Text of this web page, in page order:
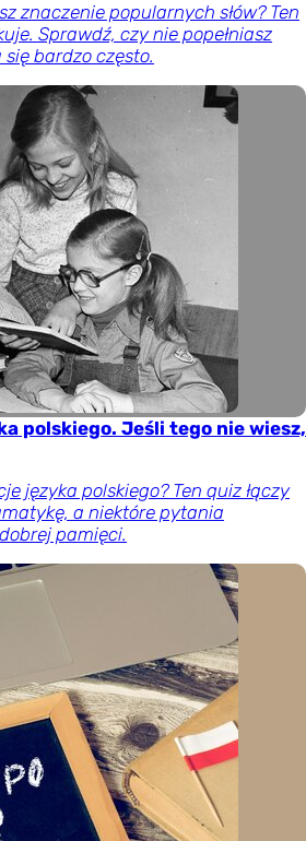
znaczenie popularnych słów? Ten
Sprawdź, czy nie popełniasz
się bardzo często.
polskiego. Jeśli tego nie wiesz,
języka polskiego? Ten quiz łączy
a niektóre pytania
pamięci.